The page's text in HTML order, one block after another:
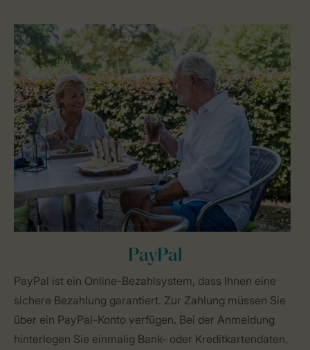
PayPal
PayPal ist ein Online-Bezahlsystem, dass Ihnen eine
sichere Bezahlung garantiert. Zur Zahlung müssen Sie
über ein PayPal-Konto verfügen. Bei der Anmeldung
hinterlegen Sie einmalig Bank- oder Kreditkartendaten,